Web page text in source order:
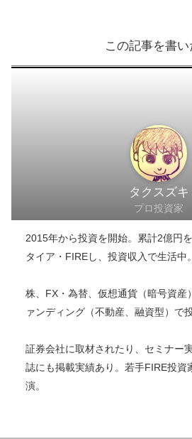
クラウドバンクの
のために身銭を切っていい手法
この記事を書い
タクスズキ
プロ投資家
2015年から投資を開始。累計2億円